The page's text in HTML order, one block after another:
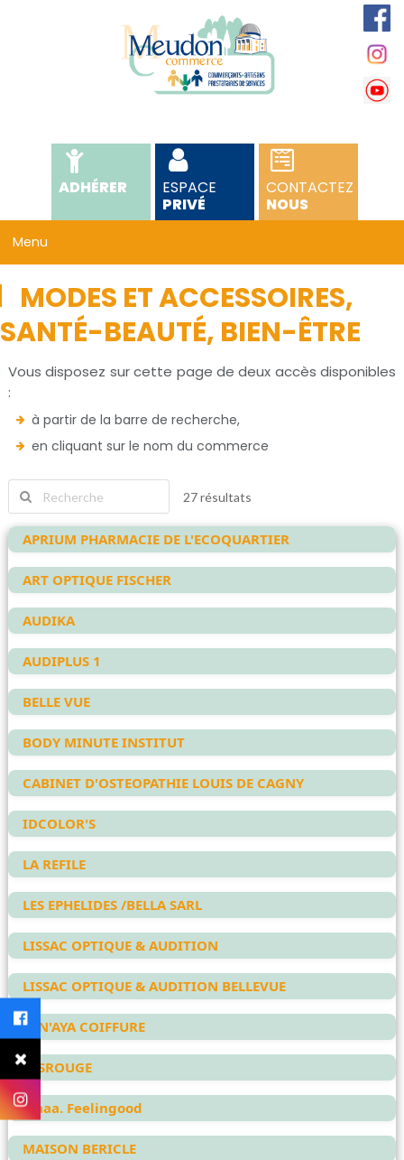
ADHÉRER
ESPACE
PRIVÉ
CONTACTEZ
NOUS
MODES ET ACCESSOIRES,
SANTÉ-BEAUTÉ, BIEN-ÊTRE
Vous disposez sur cette page de deux accès disponibles
:
à partir de la barre de recherche,
en cliquant sur le nom du commerce
27 résultats
APRIUM PHARMACIE DE L'ECOQUARTIER
ART OPTIQUE FISCHER
AUDIKA
AUDIPLUS 1
BELLE VUE
BODY MINUTE INSTITUT
CABINET D'OSTEOPATHIE LOUIS DE CAGNY
IDCOLOR'S
LA REFILE
LES EPHELIDES /BELLA SARL
LISSAC OPTIQUE & AUDITION
LISSAC OPTIQUE & AUDITION BELLEVUE
LYN'AYA COIFFURE
LYSROUGE
Maaa. Feelingood
MAISON BERICLE